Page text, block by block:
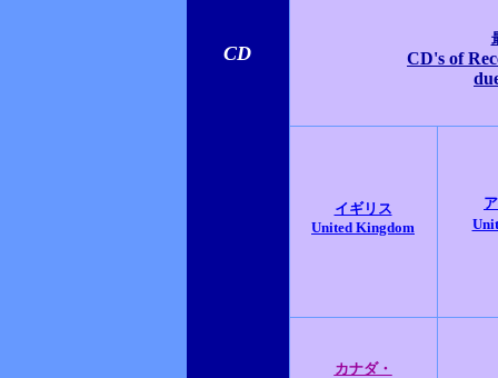
CD
CD's of
イギリス
United Kingdom
カナダ・